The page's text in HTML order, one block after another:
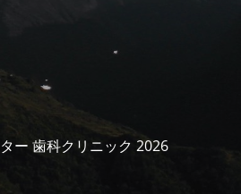
ー 歯科クリニック 2026